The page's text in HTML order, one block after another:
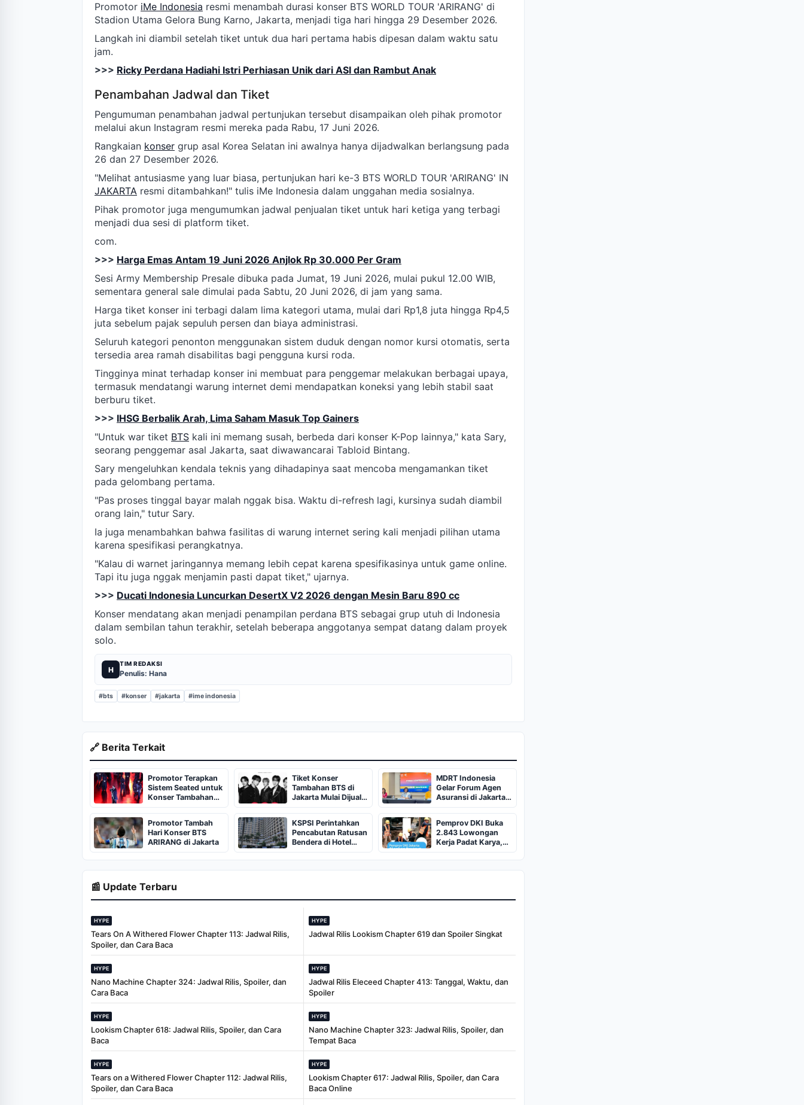
Promotor iMe Indonesia resmi menambah durasi konser BTS WORLD TOUR 'ARIRANG' di
Stadion Utama Gelora Bung Karno, Jakarta, menjadi tiga hari hingga 29 Desember 2026.
Langkah ini diambil setelah tiket untuk dua hari pertama habis dipesan dalam waktu satu
jam.
>>> Ricky Perdana Hadiahi Istri Perhiasan Unik dari ASI dan Rambut Anak
Penambahan Jadwal dan Tiket
Pengumuman penambahan jadwal pertunjukan tersebut disampaikan oleh pihak promotor
melalui akun Instagram resmi mereka pada Rabu, 17 Juni 2026.
Rangkaian konser grup asal Korea Selatan ini awalnya hanya dijadwalkan berlangsung pada
26 dan 27 Desember 2026.
"Melihat antusiasme yang luar biasa, pertunjukan hari ke-3 BTS WORLD TOUR 'ARIRANG' IN
JAKARTA resmi ditambahkan!" tulis iMe Indonesia dalam unggahan media sosialnya.
Pihak promotor juga mengumumkan jadwal penjualan tiket untuk hari ketiga yang terbagi
menjadi dua sesi di platform tiket.
com.
>>> Harga Emas Antam 19 Juni 2026 Anjlok Rp 30.000 Per Gram
Sesi Army Membership Presale dibuka pada Jumat, 19 Juni 2026, mulai pukul 12.00 WIB,
sementara general sale dimulai pada Sabtu, 20 Juni 2026, di jam yang sama.
Harga tiket konser ini terbagi dalam lima kategori utama, mulai dari Rp1,8 juta hingga Rp4,5
juta sebelum pajak sepuluh persen dan biaya administrasi.
Seluruh kategori penonton menggunakan sistem duduk dengan nomor kursi otomatis, serta
tersedia area ramah disabilitas bagi pengguna kursi roda.
Tingginya minat terhadap konser ini membuat para penggemar melakukan berbagai upaya,
termasuk mendatangi warung internet demi mendapatkan koneksi yang lebih stabil saat
berburu tiket.
>>> IHSG Berbalik Arah, Lima Saham Masuk Top Gainers
"Untuk war tiket BTS kali ini memang susah, berbeda dari konser K-Pop lainnya," kata Sary,
seorang penggemar asal Jakarta, saat diwawancarai Tabloid Bintang.
Sary mengeluhkan kendala teknis yang dihadapinya saat mencoba mengamankan tiket
pada gelombang pertama.
"Pas proses tinggal bayar malah nggak bisa. Waktu di-refresh lagi, kursinya sudah diambil
orang lain," tutur Sary.
Ia juga menambahkan bahwa fasilitas di warung internet sering kali menjadi pilihan utama
karena spesifikasi perangkatnya.
"Kalau di warnet jaringannya memang lebih cepat karena spesifikasinya untuk game online.
Tapi itu juga nggak menjamin pasti dapat tiket," ujarnya.
>>> Ducati Indonesia Luncurkan DesertX V2 2026 dengan Mesin Baru 890 cc
Konser mendatang akan menjadi penampilan perdana BTS sebagai grup utuh di Indonesia
dalam sembilan tahun terakhir, setelah beberapa anggotanya sempat datang dalam proyek
solo.
H
TIM REDAKSI
Penulis: Hana
#bts #konser #jakarta #ime indonesia
🔗 Berita Terkait
Promotor Terapkan
Sistem Seated untuk
Konser Tambahan
BTS Jakarta
Tiket Konser
Tambahan BTS di
Jakarta Mulai Dijual
Siang Ini
MDRT Indonesia
Gelar Forum Agen
Asuransi di Jakarta
pada Juli 2026
Promotor Tambah
Hari Konser BTS
ARIRANG di Jakarta
KSPSI Perintahkan
Pencabutan Ratusan
Bendera di Hotel
Sultan
Pemprov DKI Buka
2.843 Lowongan
Kerja Padat Karya,
Upah Setara UMP
📰 Update Terbaru
HYPE
Tears On A Withered Flower Chapter 113: Jadwal Rilis,
Spoiler, dan Cara Baca
HYPE
Jadwal Rilis Lookism Chapter 619 dan Spoiler Singkat
HYPE
Nano Machine Chapter 324: Jadwal Rilis, Spoiler, dan
Cara Baca
HYPE
Jadwal Rilis Eleceed Chapter 413: Tanggal, Waktu, dan
Spoiler
HYPE
Lookism Chapter 618: Jadwal Rilis, Spoiler, dan Cara
Baca
HYPE
Nano Machine Chapter 323: Jadwal Rilis, Spoiler, dan
Tempat Baca
HYPE
Tears on a Withered Flower Chapter 112: Jadwal Rilis,
Spoiler, dan Cara Baca
HYPE
Lookism Chapter 617: Jadwal Rilis, Spoiler, dan Cara
Baca Online